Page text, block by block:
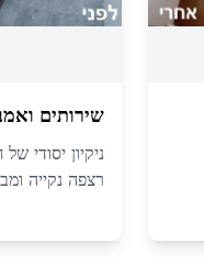
שירותים
ניקיון יסודי
רצפה נקייה